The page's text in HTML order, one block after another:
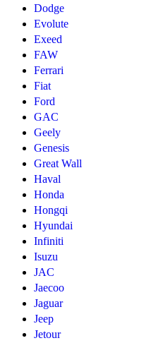
Dodge
Evolute
Exeed
FAW
Ferrari
Fiat
Ford
GAC
Geely
Genesis
Great Wall
Haval
Honda
Hongqi
Hyundai
Infiniti
Isuzu
JAC
Jaecoo
Jaguar
Jeep
Jetour